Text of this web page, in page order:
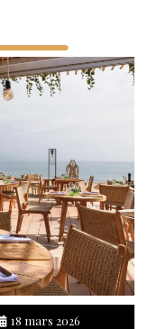
18 mars 2026